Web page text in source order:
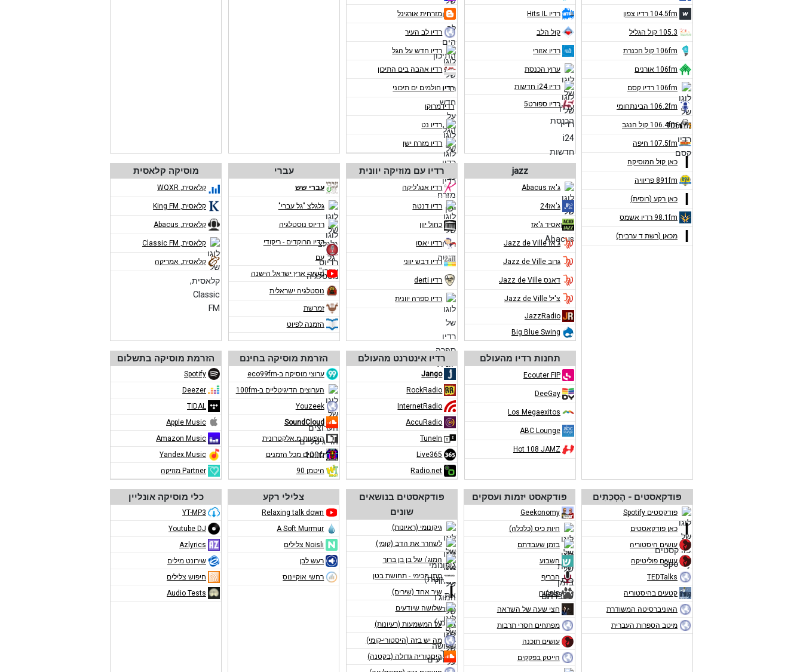
104.5fm רדיו צפון
105.3 קול הגליל
106fm קול הכנרת
106fm אורנים
106fm רדיו קסם
106.2fm הבינתחומי
106.4fm קול הנגב
107.5fm חיפה
כאן קול המוסיקה
891fm פריוויה
כאן רקע (רוסית)
98.1fm רדיו אשמס
מכאן (רשת ד ערבית)
רדיו Hits IL
קול הלב
רדיו אזורי
ערוץ הכנסת
רדיו i24 חדשות
רדיו ספורט5
מזרחית אורגינל
רדיו לב העיר
רדיו חדש על הגל
רדיו אהבה בים התיכון
רדיו חולמים ים תיכוני
רדיו מרוקו
רדיו נט
רדיו מזרח ישן
jazz
ג'אז Abacus
ג'אז24
אסיד ג'אז
ג'אז Jazz de Ville
גרוב Jazz de Ville
דאנס Jazz de Ville
צ'יל Jazz de Ville
JazzRadio
Big Blue Swing
רדיו עם מוזיקה יוונית
רדיו אנג'ליקה
רדיו דנטה
כחול יוון
רדיו יאסו
רדיו דבש יווני
רדיו derti
רדיו ספרה יוונית
עברי
עברי שש
גלגלצ "גל עברי"
רדיוס נוסטלגיה
רדיו הרוקדים - ריקודי
עם
משירי ארץ ישראל הישנה
נוסטלגיה ישראלית
זמרשת
הזמנה לפיוט
מוסיקה קלאסית
קלאסית, WQXR
קלאסית, King FM
קלאסית, Abacus
קלאסית, Classic FM
קלאסית, אמריקה
תחנות רדיו מהעולם
Ecouter FIP
DeeGay
Los Megaexitos
ABC Lounge
Hot 108 JAMZ
רדיו אינטרנט מהעולם
Jango
RockRadio
InternetRadio
AccuRadio
TuneIn
Live365
Radio.net
הזרמת מוסיקה בחינם
ערוצי מוסיקה ב-eco99fm
הערוצים הדיגיטליים ב-100fm
Youzeek
SoundCloud
הופעות מ.אלקטרונית
להיטים מכל הזמנים
היטמן 90
הזרמת מוסיקה בתשלום
Spotify
Deezer
TIDAL
Apple Music
Amazon Music
Yandex.Music
Partner מוזיקה
פודקאסטים - הֶסְכֵּתִים
פודקסטים Spotify
כאן פודקאסטים
עושים היסטוריה
עושים פוליטיקה
TEDTalks
קטעים בהיסטוריה
האוניברסיטה המשודרת
מיטב הספרות העברית
פודקאסט יזמות ועסקים
Geekonomy
חיות כיס (כלכלה)
בזמן שעבדתם
השבוע
הבריף
פופקורן
חצי שעה של השראה
מפתחים חסרי תרבות
עושים תוכנה
הייטק בפקקים
פודקאסטים בנושאים
שונים
גיקונומי (ראיונות)
לשחרר את הדב (קומי)
המוג'ו של בן בן ברוך
מתן חכימי - תחושת בטן
שיר אחד (שירים)
שלושה שיודעים
על המשמעות (רעיונות)
מה יש בזה (היסטורי-קומי)
היסטוריה גדולה (בקטנה)
צלילי רקע
Relaxing talk down
A Soft Murmur
Noisli צלילים
רעש לבן
רחשי אוקיינוס
כלי מוסיקה אונליין
YT-MP3
Youtube DJ
Azlyrics
שירונט מילים
חיפוש צלילים
Audio Tests